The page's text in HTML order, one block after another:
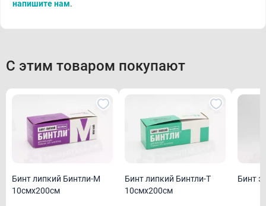
напишите нам.
С этим товаром покупают
Бинт липкий Бинтли-М
10смх200см
Бинт липкий Бинтли-Т
10смх200см
Бинт